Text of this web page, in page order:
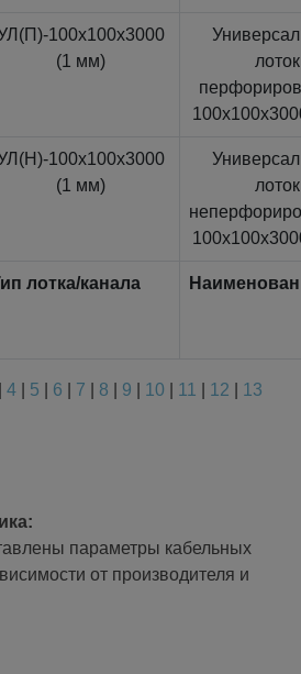
100x100x3000
(1 мм)
лоток
100x100x3000
(1 мм)
лоток
лотка/канала
4| 5 6 7 8 9 10 11 12 13
параметры кабельных
от производителя и